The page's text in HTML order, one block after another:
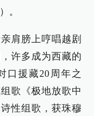
。
肩膀上哼唱越剧
许多成为西藏的
口援藏20周年之
歌《极地放歌中
性组歌，获珠穆